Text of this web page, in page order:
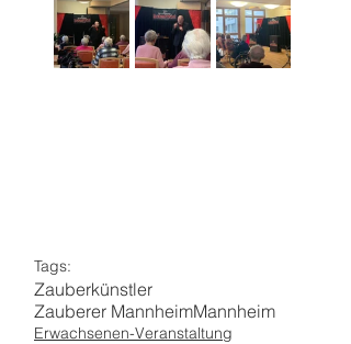
Tags:
Zauberkünstler
Zauberer MannheimMannheim
Erwachsenen-Veranstaltung